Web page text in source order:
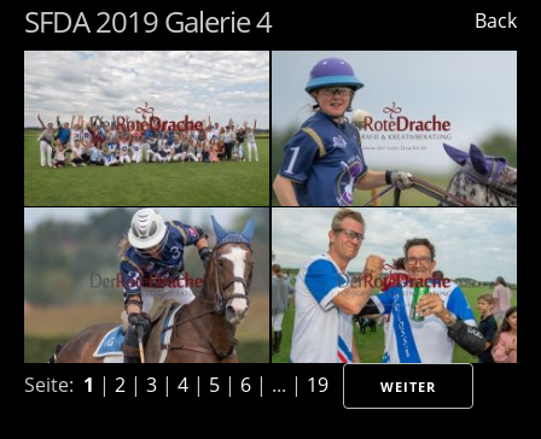
Back
SFDA 2019 Galerie 4
Seite: 1 | 2 | 3 | 4 | 5 | 6 | ... | 19 WEITER